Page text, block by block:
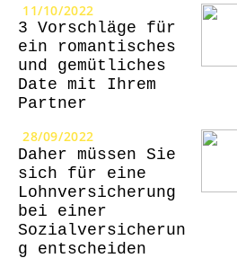
11/10/2022
3 Vorschläge für
ein romantisches
und gemütliches
Date mit Ihrem
Partner
28/09/2022
Daher müssen Sie
sich für eine
Lohnversicherung
bei einer
Sozialversicherun
g entscheiden